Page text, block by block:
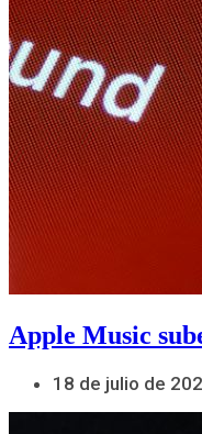
Apple Music
18 de julio de